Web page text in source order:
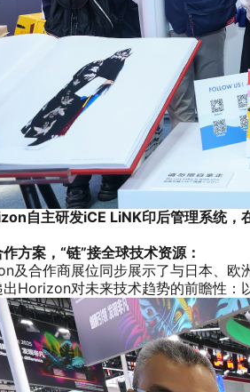
自主研发iCE LiNK印后管理系统，
方案，“链”接全球技术资源：
及合作商展位同步展示了与日本、欧
Horizon对未来技术趋势的前瞻性：